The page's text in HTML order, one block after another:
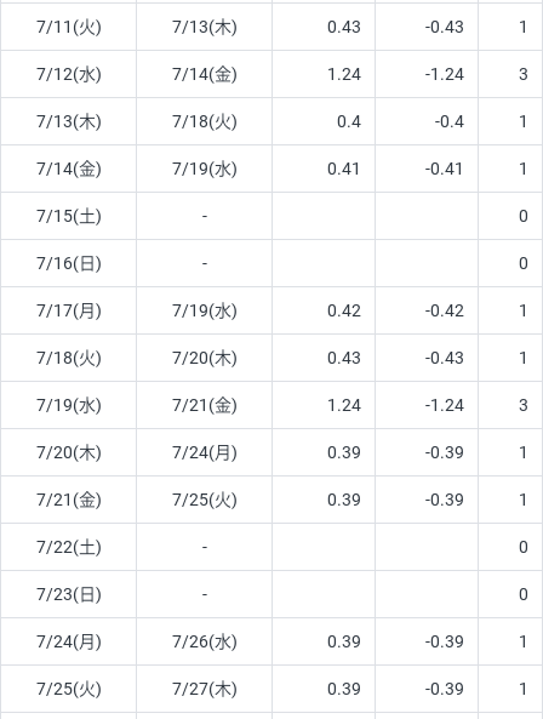
7/11(火) 7/13(木) 0.43 -0.43 1
7/12(水) 7/14(金) 1.24 -1.24 3
7/13(木) 7/18(火) 0.4 -0.4 1
7/14(金) 7/19(水) 0.41 -0.41 1
7/15(土) - 0
7/16(日) - 0
7/17(月) 7/19(水) 0.42 -0.42 1
7/18(火) 7/20(木) 0.43 -0.43 1
7/19(水) 7/21(金) 1.24 -1.24 3
7/20(木) 7/24(月) 0.39 -0.39 1
7/21(金) 7/25(火) 0.39 -0.39 1
7/22(土) - 0
7/23(日) - 0
7/24(月) 7/26(水) 0.39 -0.39 1
7/25(火) 7/27(木) 0.39 -0.39 1